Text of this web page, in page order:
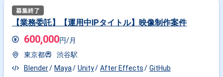
【業務委託】【運用中IPタイトル】映像制作案件
600,000円/月
東京都
渋谷駅
Blender
Maya Unity After Effects
GitHub